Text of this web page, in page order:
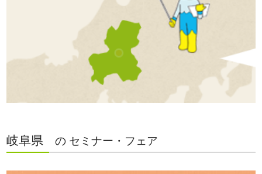
岐阜県 の セミナー・フェア